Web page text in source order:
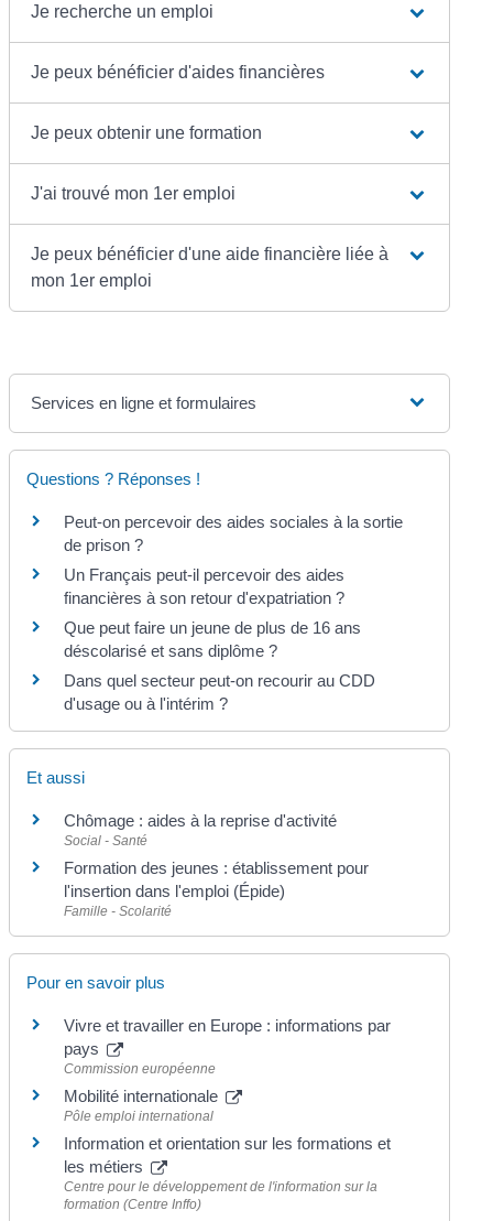
Je recherche un emploi
Je peux bénéficier d'aides financières
Je peux obtenir une formation
J'ai trouvé mon 1er emploi
Je peux bénéficier d'une aide financière liée à
mon 1er emploi
Services en ligne et formulaires
Questions ? Réponses !
Peut-on percevoir des aides sociales à la sortie
de prison ?
Un Français peut-il percevoir des aides
financières à son retour d'expatriation ?
Que peut faire un jeune de plus de 16 ans
déscolarisé et sans diplôme ?
Dans quel secteur peut-on recourir au CDD
d'usage ou à l'intérim ?
Et aussi
Chômage : aides à la reprise d'activité
Social - Santé
Formation des jeunes : établissement pour
l'insertion dans l'emploi (Épide)
Famille - Scolarité
Pour en savoir plus
Vivre et travailler en Europe : informations par
pays
Commission européenne
Mobilité internationale
Pôle emploi international
Information et orientation sur les formations et
les métiers
Centre pour le développement de l'information sur la
formation (Centre Inffo)